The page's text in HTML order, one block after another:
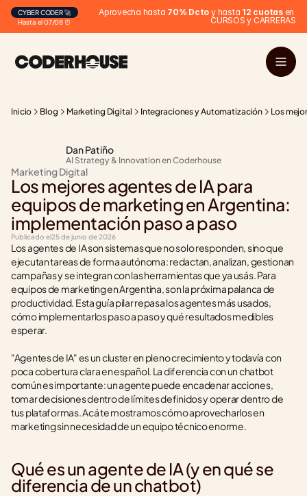
Hasta el 07/08 ⏰
CYBER CODER 🚀 Aprovecha hasta 70% Dcto y hasta 12 cuotas en
CURSOS y CARRERAS
Inicio Blog Marketing Digital Integraciones y Automatización Los
Dan Patiño
AI Strategy & Innovation en Coderhouse
Marketing Digital
Los mejores agentes de IA para
equipos de marketing en Argentina:
implementación paso a paso
Publicado el25 de junio de 2026
Los agentes de IA son sistemas que no solo responden, sino que
ejecutan tareas de forma autónoma: redactan, analizan, gestionan
campañas y se integran con las herramientas que ya usás. Para
equipos de marketing en Argentina, son la próxima palanca de
productividad. Esta guía pilar repasa los agentes más usados,
cómo implementarlos paso a paso y qué resultados medibles
esperar.
"Agentes de IA" es un cluster en pleno crecimiento y todavía con
poca cobertura clara en español. La diferencia con un chatbot
común es importante: un agente puede encadenar acciones,
tomar decisiones dentro de límites definidos y operar dentro de
tus plataformas. Acá te mostramos cómo aprovecharlos en
marketing sin necesidad de un equipo técnico enorme.
Qué es un agente de IA (y en qué se
diferencia de un chatbot)